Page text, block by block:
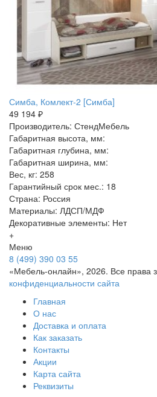
Симба, Комлект-2 [Симба]
49 194 ₽
Производитель: СтендМебель
Габаритная высота, мм:
Габаритная глубина, мм:
Габаритная ширина, мм:
Вес, кг: 258
Гарантийный срок мес.: 18
Страна: Россия
Материалы: ЛДСП/МДФ
Декоративные элементы: Нет
+
Меню
8 (499) 390 03 55
«Мебель-онлайн», 2026. Все
конфиденциальности сайта
Главная
О нас
Доставка и оплата
Как заказать
Контакты
Акции
Карта сайта
Реквизиты